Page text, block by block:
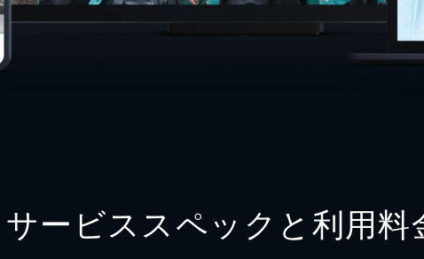
サービススペックと利用料